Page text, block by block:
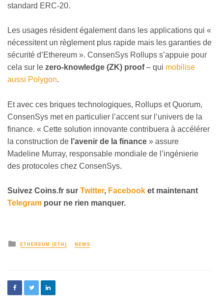
standard ERC-20.
Les usages résident également dans les applications qui «
nécessitent un règlement plus rapide mais les garanties de
sécurité d’Ethereum ». ConsenSys Rollups s’appuie pour
cela sur le zero-knowledge (ZK) proof– qui mobilise
aussi Polygon.
Et avec ces briques technologiques, Rollups et Quorum,
ConsenSys met en particulier l’accent sur l’univers de la
finance. « Cette solution innovante contribuera à accélérer
la construction de l’avenir de la finance » assure
Madeline Murray, responsable mondiale de l’ingénierie
des protocoles chez ConsenSys.
Suivez Coins.fr sur Twitter, Facebook et maintenant
Telegram pour ne rien manquer.
ETHEREUM (ETH) NEWS